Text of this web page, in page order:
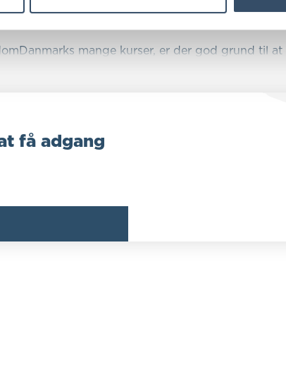
mange kurser, er der god grund til
få adgang